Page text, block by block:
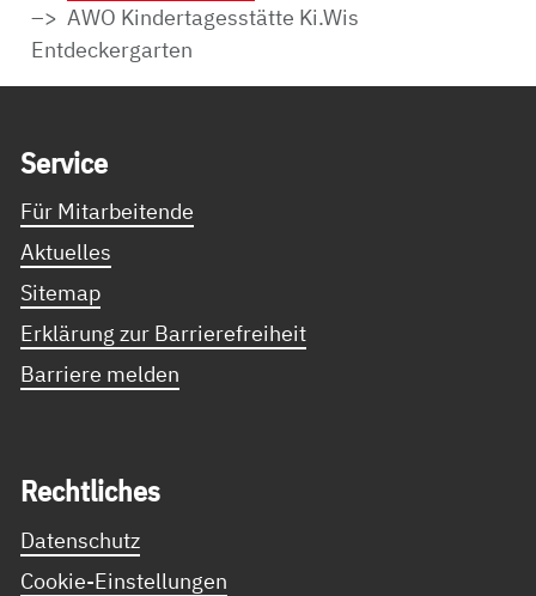
AWO Kindertagesstätte Ki.Wis
Entdeckergarten
Ser­vice
Für Mitarbeitende
Aktuelles
Sitemap
Erklärung zur Barrierefreiheit
Barriere melden
Recht­li­ches
Datenschutz
Cookie-Einstellungen